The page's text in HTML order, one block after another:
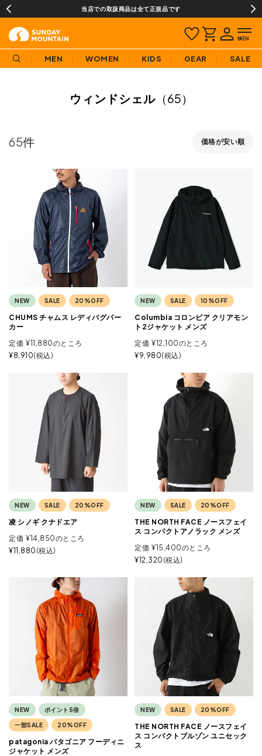
当店での取扱商品は全て正規品です
MEN WOMEN KIDS GEAR SALE
ウィンドシェル（65）
価格が安い順
65
NEW SALE 20%OFF
CHUMS チャムス レディバグパー
カー
定価 ¥11,880のところ
¥8,910 税込
NEW SALE 10%OFF
Columbia コロンビア クリアモン
ト2ジャケット メンズ
定価 ¥12,100のところ
¥9,980 税込
NEW SALE 20%OFF
凌 シノギ クナドエア
定価 ¥14,850のところ
¥11,880 税込
NEW SALE 20%OFF
THE NORTH FACE ノースフェイ
ス コンパクトアノラック メンズ
定価 ¥15,400のところ
¥12,320 税込
NEW ポイント5倍
一部SALE 20%OFF
patagonia パタゴニア フーディニ
ジャケット メンズ
NEW SALE 20%OFF
THE NORTH FACE ノースフェイ
ス コンパクトブルゾン ユニセック
ス